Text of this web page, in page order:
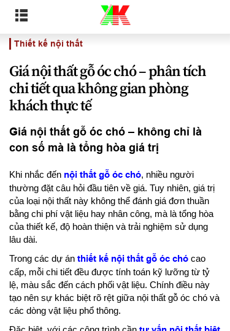
Thiết kế nội thất
Giá nội thất gỗ óc chó – phân tích
chi tiết qua không gian phòng
khách thực tế
Giá nội thất gỗ óc chó – không chỉ là
con số mà là tổng hòa giá trị
Khi nhắc đến nội thất gỗ óc chó, nhiều người
thường đặt câu hỏi đầu tiên về giá. Tuy nhiên, giá trị
của loại nội thất này không thể đánh giá đơn thuần
bằng chi phí vật liệu hay nhân công, mà là tổng hòa
của thiết kế, độ hoàn thiện và trải nghiệm sử dụng
lâu dài.
Trong các dự án thiết kế nội thất gỗ óc chó cao
cấp, mỗi chi tiết đều được tính toán kỹ lưỡng từ tỷ
lệ, màu sắc đến cách phối vật liệu. Chính điều này
tạo nên sự khác biệt rõ rệt giữa nội thất gỗ óc chó và
các dòng vật liệu phổ thông.